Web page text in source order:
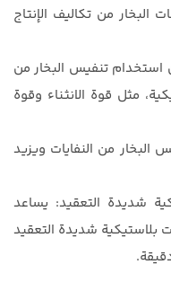
من تكاليف الإنتاج
تنفيس البخار من
مثل قوة الانثناء وقوة
البخار من النفايات ويزيد
شديدة التعقيد: يساعد
بلاستيكية شديدة التعقيد